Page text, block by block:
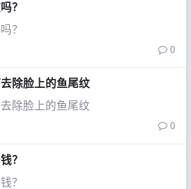
？
？
0
除脸上的鱼尾纹
除脸上的鱼尾纹
0
？
？